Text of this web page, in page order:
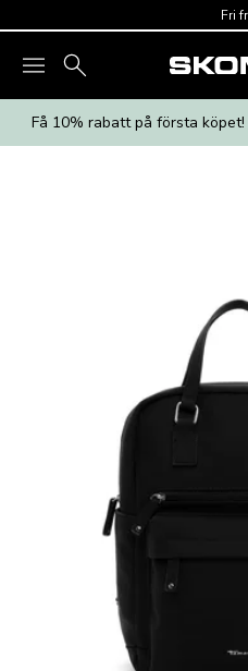
Fri
Få 10% rabatt på första köpet!